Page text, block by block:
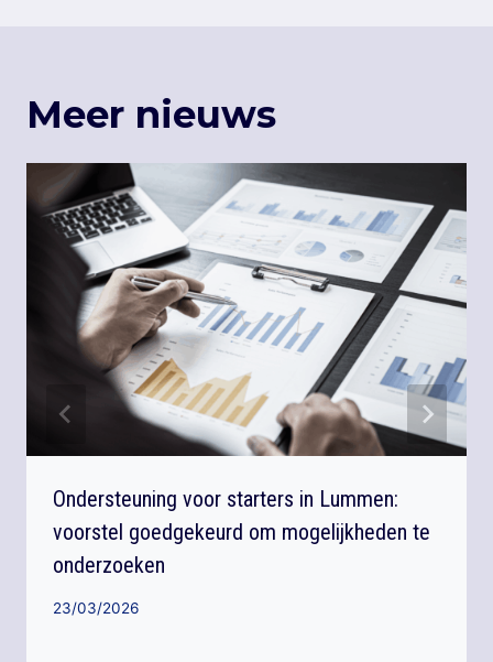
Meer nieuws
Ondersteuning voor starters in Lummen:
voorstel goedgekeurd om mogelijkheden te
onderzoeken
23/03/2026